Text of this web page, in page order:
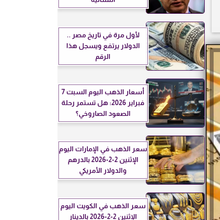
لأول مرة في تاريخ مصر ..
الدولار يرتفع ويسجل هذا
الرقم
أسعار الذهب اليوم السبت 7
فبراير 2026: هل تستمر رحلة
الصعود الصاروخي؟
سعر الذهب في الإمارات اليوم
الإثنين 2-2-2026 بالدرهم
والدولار الأمريكي
سعر الذهب في الكويت اليوم
الإثنين 2-2-2026 بالدينار